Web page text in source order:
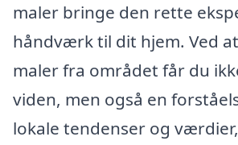
maler bringe den rette
håndværk til dit hjem. Ved
maler fra området får du
viden, men også en
lokale tendenser og